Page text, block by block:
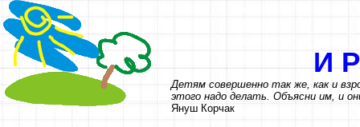
И
Детям совершенно так же, как и
этого надо делать. Объясни им, и
Януш Корчак